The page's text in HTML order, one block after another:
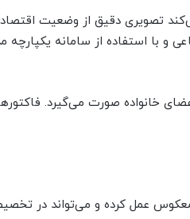
تصویری دقیق از وضعیت
و با استفاده از سامانه یکپارچه
خانواده صورت می‌گیرد.
معکوس عمل کرده و می‌تواند در